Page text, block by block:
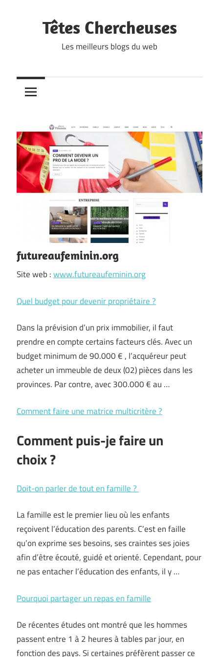
Têtes Chercheuses
Les meilleurs blogs du web
futureaufeminin.org
Site web :www.futureaufeminin.org
Quel budget pour devenir propriétaire ?
Dans la prévision d’un prix immobilier, il faut
prendre en compte certains facteurs clés. Avec un
budget minimum de 90.000 € , l’acquéreur peut
acheter un immeuble de deux (02) pièces dans les
provinces. Par contre, avec 300.000 € au …
Comment faire une matrice multicritère ?
Comment puis-je faire un
choix ?
Doit-on parler de tout en famille ?
La famille est le premier lieu où les enfants
reçoivent l’éducation des parents. C’est en faille
qu’on exprime ses besoins, ses craintes ses joies
afin d’être écouté, guidé et orienté. Cependant, pour
ne pas entacher l’éducation des enfants, il y …
Pourquoi partager un repas en famille
De récentes études ont montré que les hommes
passent entre 1 à 2 heures à tables par jour, en
fonction des pays. Si certaines préfèrent passer ce